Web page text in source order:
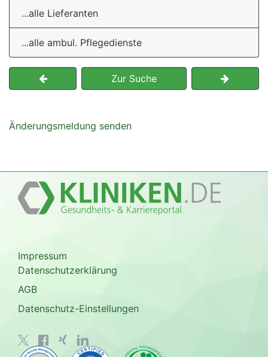
...alle Lieferanten
...alle ambul. Pflegedienste
Zur Suche
Änderungsmeldung senden
Impressum
Datenschutzerklärung
AGB
Datenschutz-Einstellungen